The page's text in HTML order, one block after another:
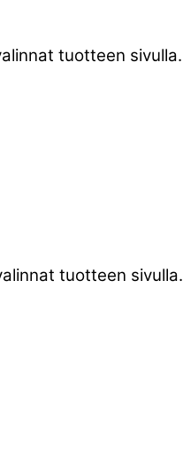
tuotteen sivulla.
tuotteen sivulla.